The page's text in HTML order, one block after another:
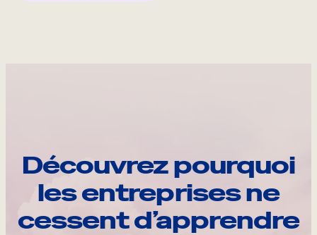
Découvrez pourquoi
les entreprises ne
cessent d’apprendre